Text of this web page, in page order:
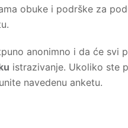
obuke i podrške za
anonimno i da će svi
istrazivanje. Ukoliko ste
navedenu anketu.